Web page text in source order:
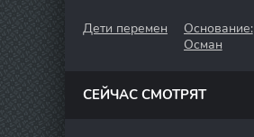
Дети перемен
Основание:
Осман
СЕЙЧАС СМОТРЯТ